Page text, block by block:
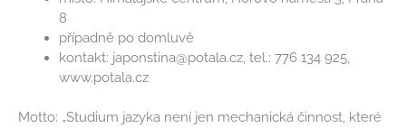
8
případně po domluvě
kontakt: japonstina@potala.cz, tel.: 776 134 925,
www.potala.cz
Motto: „Studium jazyka není jen mechanická činnost, které